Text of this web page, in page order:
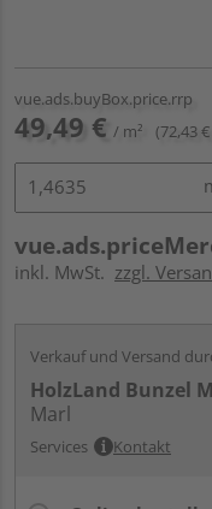
vue.ads.buyBox.price.rrp
49,49 € / m² (72,43
inkl. MwSt. zzgl.
Verkauf und Versand
HolzLand Bunzel
Marl
Services Kontakt